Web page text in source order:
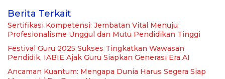
Berita Terkait
Sertifikasi Kompetensi: Jembatan Vital Menuju
Profesionalisme Unggul dan Mutu Pendidikan Tinggi
Festival Guru 2025 Sukses Tingkatkan Wawasan
Pendidik, IABIE Ajak Guru Siapkan Generasi Era AI
Ancaman Kuantum: Mengapa Dunia Harus Segera Siap